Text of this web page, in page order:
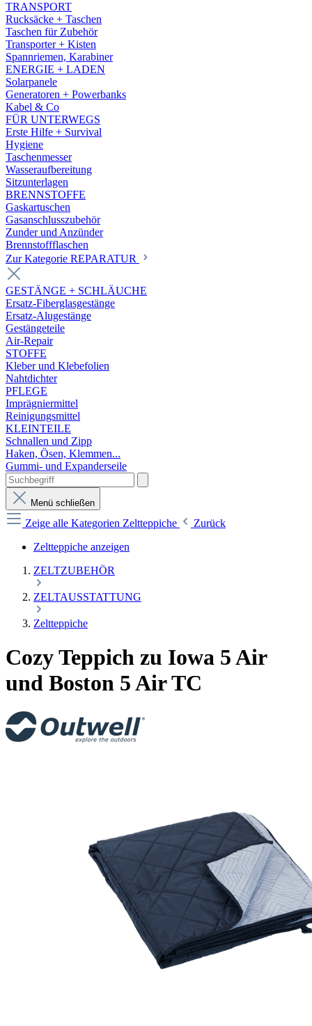
TRANSPORT
Rucksäcke + Taschen
Taschen für Zubehör
Transporter + Kisten
Spannriemen, Karabiner
ENERGIE + LADEN
Solarpanele
Generatoren + Powerbanks
Kabel & Co
FÜR UNTERWEGS
Erste Hilfe + Survival
Hygiene
Taschenmesser
Wasseraufbereitung
Sitzunterlagen
BRENNSTOFFE
Gaskartuschen
Gasanschlusszubehör
Zunder und Anzünder
Brennstoffflaschen
Zur Kategorie REPARATUR
GESTÄNGE + SCHLÄUCHE
Ersatz-Fiberglasgestänge
Ersatz-Alugestänge
Gestängeteile
Air-Repair
STOFFE
Kleber und Klebefolien
Nahtdichter
PFLEGE
Imprägniermittel
Reinigungsmittel
KLEINTEILE
Schnallen und Zipp
Haken, Ösen, Klemmen...
Gummi- und Expanderseile
Menü schließen
Zeige alle Kategorien Zeltteppiche
Zurück
Zeltteppiche anzeigen
ZELTZUBEHÖR
ZELTAUSSTATTUNG
Zeltteppiche
Cozy Teppich zu Iowa 5 Air
und Boston 5 Air TC